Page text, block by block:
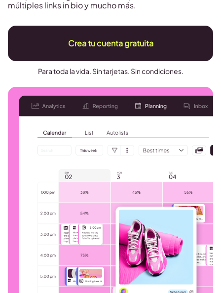
múltiples links in bio y mucho más.
Crea tu cuenta gratuita
Para toda la vida. Sin tarjetas. Sin condiciones.